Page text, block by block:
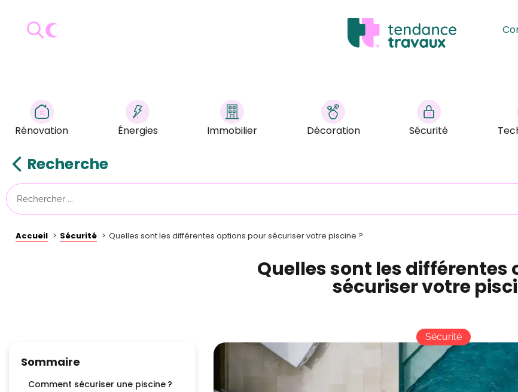
Rénovation Énergies Immobilier Décoration Sécurité
Recherche
Accueil Sécurité Quelles sont les différentes options pour sécuriser votre piscine ?
Sommaire
Comment sécuriser une piscine ?
Quelles sont les différentes
sécuriser votre
Sécurité